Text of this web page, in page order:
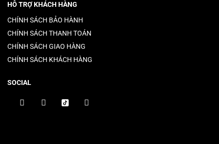
HỖ TRỢ KHÁCH HÀNG
CHÍNH SÁCH BẢO HÀNH
CHÍNH SÁCH THANH TOÁN
CHÍNH SÁCH GIAO HÀNG
CHÍNH SÁCH KHÁCH HÀNG
SOCIAL